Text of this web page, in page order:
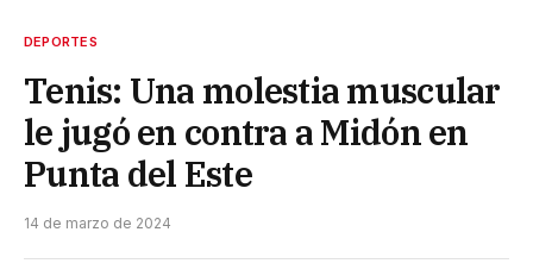
DEPORTES
Tenis: Una molestia muscular
le jugó en contra a Midón en
Punta del Este
14 de marzo de 2024